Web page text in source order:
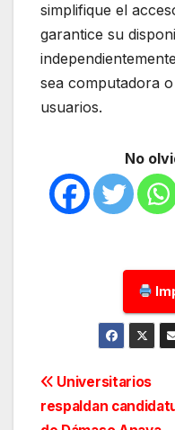
simplifique el
garantice su
sea computadora
usuarios.
No
Universitarios
respaldan